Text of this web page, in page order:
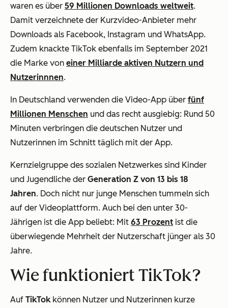
waren es über 59 Millionen Downloads weltweit.
Damit verzeichnete der Kurzvideo-Anbieter mehr
Downloads als Facebook, Instagram und WhatsApp.
Zudem knackte TikTok ebenfalls im September 2021
die Marke von einer Milliarde aktiven Nutzern und
Nutzerinnnen.
In Deutschland verwenden die Video-App über fünf
Millionen Menschen und das recht ausgiebig: Rund 50
Minuten verbringen die deutschen Nutzer und
Nutzerinnen im Schnitt täglich mit der App.
Kernzielgruppe des sozialen Netzwerkes sind Kinder
und Jugendliche der Generation Z von 13 bis 18
Jahren. Doch nicht nur junge Menschen tummeln sich
auf der Videoplattform. Auch bei den unter 30-
Jährigen ist die App beliebt: Mit 63 Prozent ist die
überwiegende Mehrheit der Nutzerschaft jünger als 30
Jahre.
Wie funktioniert TikTok?
Auf TikTokkönnen Nutzer und Nutzerinnen kurze